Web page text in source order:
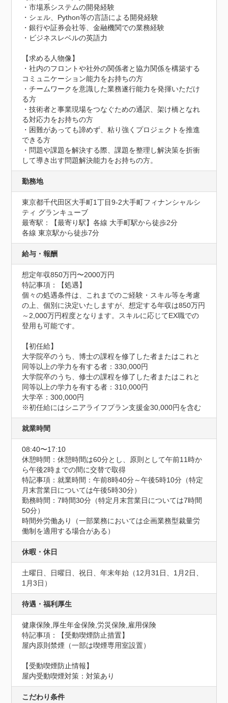
・市場系システムの開発経験
・シェル、Python等の言語による開発経験
・銀行や証券会社等、金融機関での業務経験
・ビジネスレベルの英語力
【求める人物像】
・社内のフロントや社外の関係者と協力関係を構築する
コミュニケーション能力をお持ちの方
・チームワークを意識した業務遂行能力を発揮いただけ
る方
・技術者と事業現場をつなぐための通訳、架け橋となれ
る対応力をお持ちの方
・困難があっても諦めず、粘り強くプロジェクトを推進
できる方
・問題や課題を解決する際、課題を整理し解決策を折衝
して導き出す問題解決能力をお持ちの方。
勤務地
東京都千代田区大手町1丁目9-2大手町フィナンシャルシ
ティ グランキューブ
最寄駅：【最寄り駅】各線 大手町駅から徒歩2分
各線 東京駅から徒歩7分
給与・報酬
想定年収850万円〜2000万円
特記事項：【処遇】
個々の処遇条件は、これまでのご経験・スキル等を考慮
の上、個別に決定いたしますが、想定する年収は850万円
～2,000万円程度となります。スキルに応じてEX職での
登用も可能です。
【初任給】
大学院卒のうち、博士の課程を修了した者またはこれと
同等以上の学力を有する者：330,000円
大学院卒のうち、修士の課程を修了した者またはこれと
同等以上の学力を有する者：310,000円
大学卒：300,000円
※初任給にはシニアライフプラン支援金30,000円を含む
就業時間
08:40〜17:10
休憩時間：休憩時間は60分とし、原則として午前11時か
ら午後2時までの間に交替で取得
特記事項：就業時間：午前8時40分～午後5時10分（特定
月末営業日については午後5時30分）
勤務時間：7時間30分（特定月末営業日については7時間
50分）
時間外労働あり（一部業務においては企画業務型裁量労
働制を適用する場合がある）
休暇・休日
土曜日、日曜日、祝日、年末年始（12月31日、1月2日、
1月3日）
待遇・福利厚生
健康保険,厚生年金保険,労災保険,雇用保険
特記事項：【受動喫煙防止措置】
屋内原則禁煙（一部は喫煙専用室設置）
【受動喫煙防止情報】
屋内受動喫煙対策：対策あり
こだわり条件